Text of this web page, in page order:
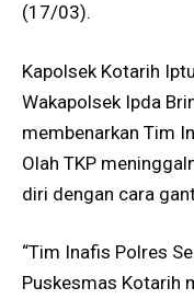
(17/03).
Kapolsek Kotarih
Wakapolsek Ipda
membenarkan Tim
Olah TKP
diri dengan cara
“Tim Inafis Polres
Puskesmas Kotarih